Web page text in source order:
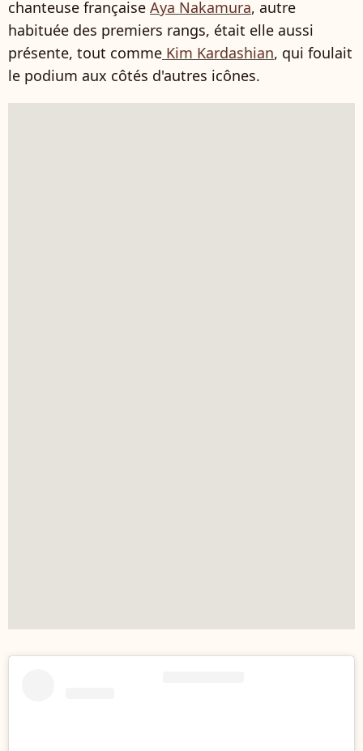
chanteuse française Aya Nakamura, autre
habituée des premiers rangs, était elle aussi
présente, tout comme Kim Kardashian, qui foulait
le podium aux côtés d'autres icônes.